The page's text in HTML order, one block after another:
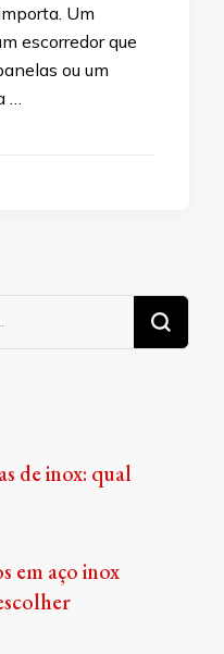
Um
escorredor que
ou um
…
de inox: qual
em aço inox